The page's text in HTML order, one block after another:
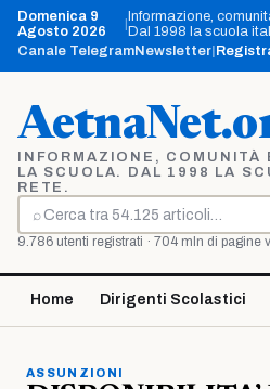
Vai
contenuto
Domenica 9
Agosto 2026
|Informazione,
Dal 1998 la scuola
Canale TelegramNewsletter
INFORMAZIONE,
LA SCUOLA. DAL 1998 LA
RETE.
⌕
Cerca
9.786 utenti registrati · 704 mln di pagine
Home Dirigenti Scolastici
ASSUNZIONI